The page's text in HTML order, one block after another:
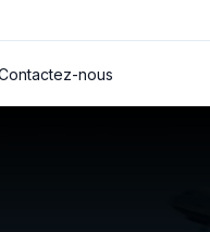
nous